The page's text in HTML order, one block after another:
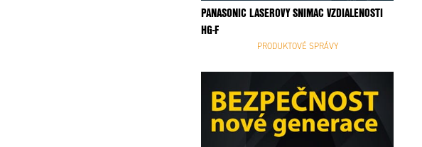
PANASONIC LASEROVY SNIMAC VZDIALENOSTI
HG-F
PRODUKTOVÉ SPRÁVY